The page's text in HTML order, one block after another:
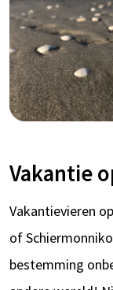
Vakantie
Vakantievieren
of
bestemming